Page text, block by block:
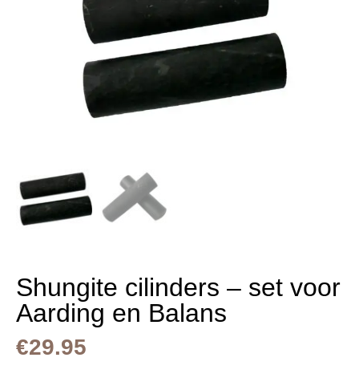
Shungite cilinders – set voor
Aarding en Balans
€29.95